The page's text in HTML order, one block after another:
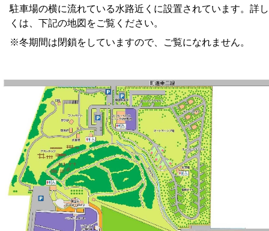
駐車場の横に流れている水路近くに設置されています。詳し
くは、下記の地図をご覧ください。
冬期間は閉鎖をしていますので、ご覧になれません。